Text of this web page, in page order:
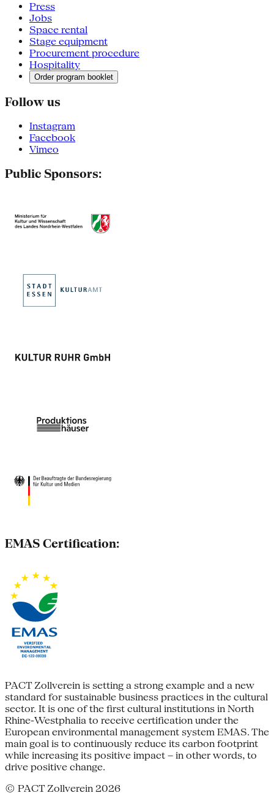
Press
Jobs
Space rental
Stage equipment
Procurement procedure
Hospitality
Order program booklet
Follow us
Instagram
Facebook
Vimeo
Public Sponsors:
EMAS Certification:
PACT Zollverein is setting a strong example and a new
standard for sustainable business practices in the cultural
sector. It is one of the first cultural institutions in North
Rhine-Westphalia to receive certification under the
European environmental management system EMAS. The
main goal is to continuously reduce its carbon footprint
while increasing its positive impact – in other words, to
drive positive change.
© PACT Zollverein 2026